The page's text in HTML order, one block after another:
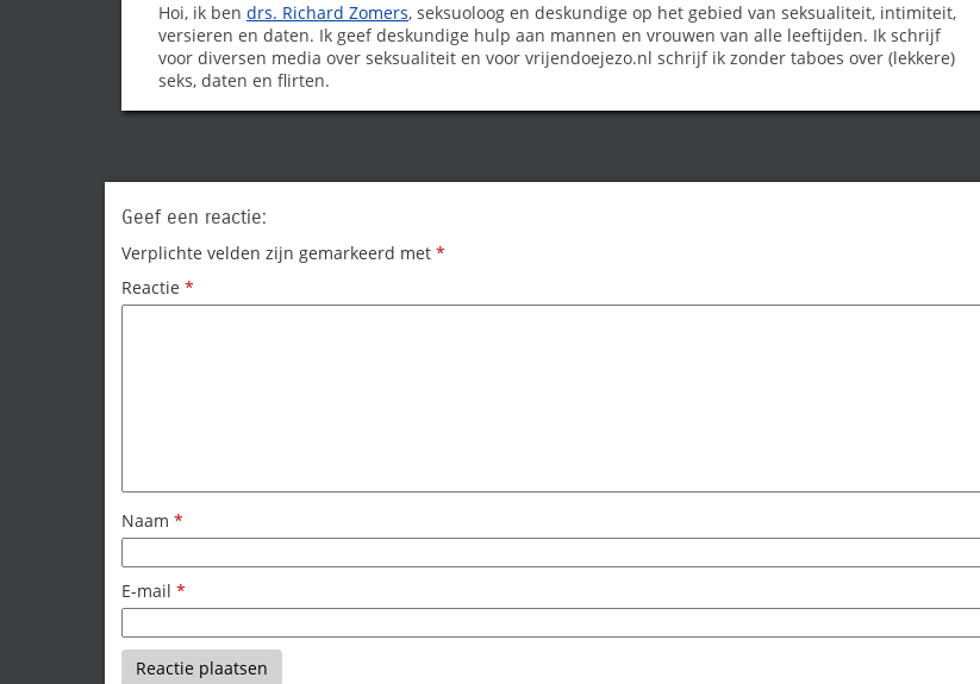
Hoi, ik ben drs. Richard Zomers, seksuoloog en deskundige op het gebied van seksualiteit, intimiteit,
versieren en daten. Ik geef deskundige hulp aan mannen en vrouwen van alle leeftijden. Ik schrijf
voor diversen media over seksualiteit en voor vrijendoejezo.nl schrijf ik zonder taboes over (lekkere)
seks, daten en flirten.
Geef een reactie:
Verplichte velden zijn gemarkeerd met *
Reactie *
Naam *
E-mail *